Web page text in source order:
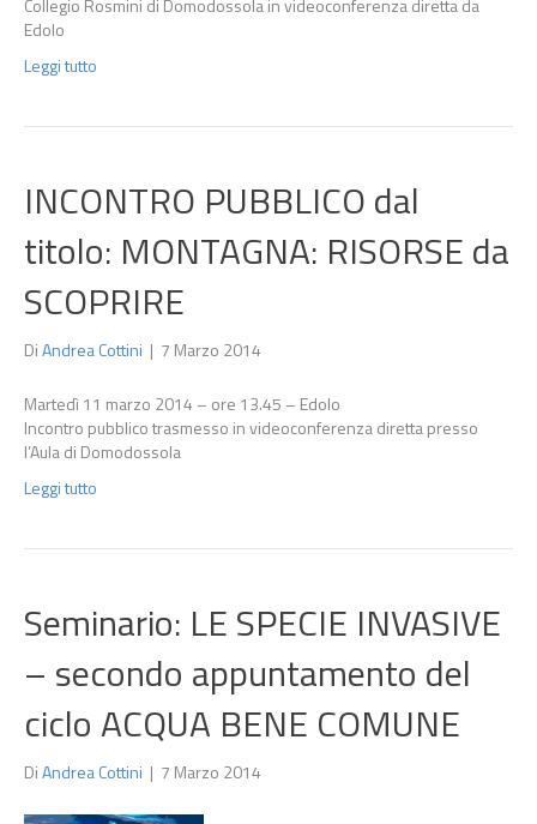
Edolo
Leggi tutto
INCONTRO PUBBLICO dal
titolo: MONTAGNA: RISORSE da
SCOPRIRE
DiAndrea Cottini | 7 Marzo 2014
Martedì 11 marzo 2014 – ore 13.45 – Edolo
Incontro pubblico trasmesso in videoconferenza diretta presso
l’Aula di Domodossola
Leggi tutto
Seminario: LE SPECIE INVASIVE
– secondo appuntamento del
ciclo ACQUA BENE COMUNE
DiAndrea Cottini | 7 Marzo 2014